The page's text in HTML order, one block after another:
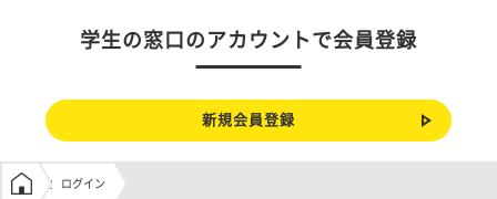
学生の窓口のアカウントで会員登録
新規会員登録
学生の窓口トップ
ログイン